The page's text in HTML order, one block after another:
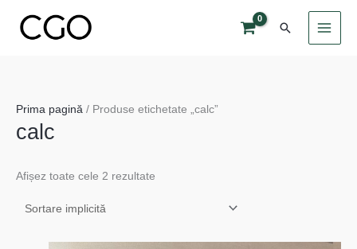
Search
Prima pagină / Produse etichetate „calc”
calc
Afișez toate cele 2 rezultate